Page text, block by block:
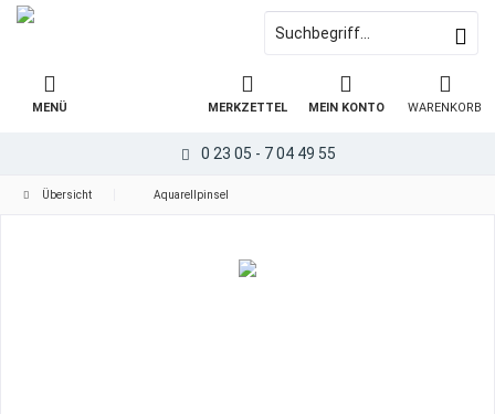
0 23 05 - 7 04 49 55
WARENKORB
MERKZETTEL MEIN KONTO
MENÜ
Übersicht Aquarellpinsel